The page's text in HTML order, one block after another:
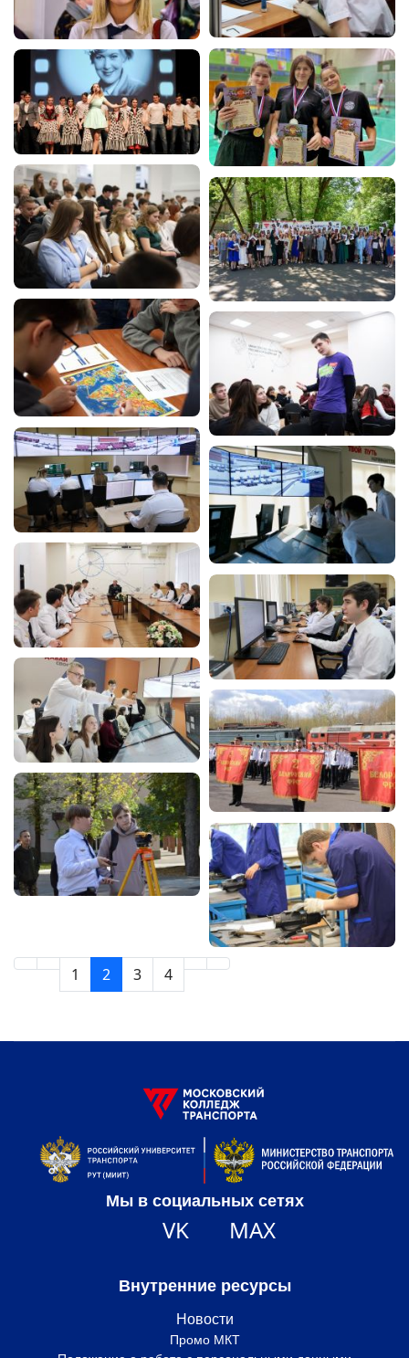
1 2 3 4
Мы в социальных сетях
VK MAX
Внутренние ресурсы
Новости
Промо МКТ